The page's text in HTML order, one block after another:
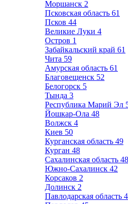
Моршанск 2
Псковская область 61
Псков 44
Великие Луки 4
Остров 1
Забайкальский край 61
Чита 59
Амурская область 61
Благовещенск 52
Белогорск 5
Тында 3
Республика Марий Эл
Йошкар-Ола 48
Волжск 4
Киев 50
Курганская область 49
Курган 48
Сахалинская область 48
Южно-Сахалинск 42
Корсаков 2
Долинск 2
Павлодарская область